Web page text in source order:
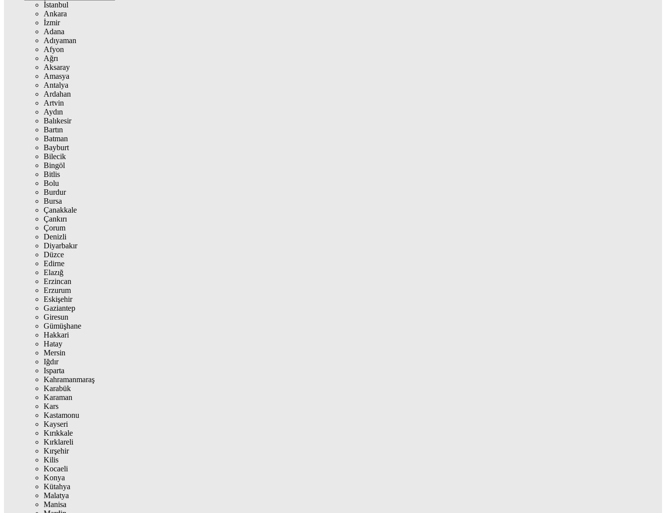
İstanbul
Ankara
İzmir
Adana
Adıyaman
Afyon
Ağrı
Aksaray
Amasya
Antalya
Ardahan
Artvin
Aydın
Balıkesir
Bartın
Batman
Bayburt
Bilecik
Bingöl
Bitlis
Bolu
Burdur
Bursa
Çanakkale
Çankırı
Çorum
Denizli
Diyarbakır
Düzce
Edirne
Elazığ
Erzincan
Erzurum
Eskişehir
Gaziantep
Giresun
Gümüşhane
Hakkari
Hatay
Mersin
Iğdır
Isparta
Kahramanmaraş
Karabük
Karaman
Kars
Kastamonu
Kayseri
Kırıkkale
Kırklareli
Kırşehir
Kilis
Kocaeli
Konya
Kütahya
Malatya
Manisa